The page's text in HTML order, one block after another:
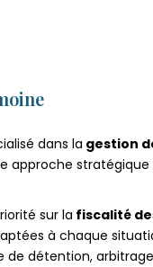
dans la gestion
approche
sur la fiscalité
à chaque
de détention,